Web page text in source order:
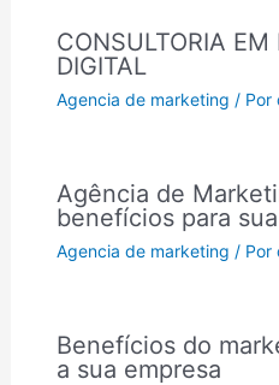
CONSULTORIA EM
DIGITAL
Agencia de marketing / Por
Agência de
benefícios para
Agencia de marketing / Por
Benefícios do
a sua empresa